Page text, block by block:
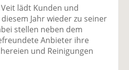
a
uf
F
ac
e
t
wi
tt
er
n
uf
Li
n
k
p
er
ai
ru
lädt Kunden und
Jahr wieder zu seiner
stellen neben dem
Anbieter ihre
und Reinigungen